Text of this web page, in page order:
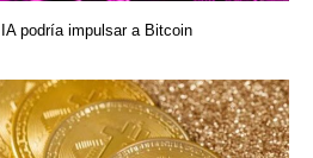
podría impulsar a Bitcoin